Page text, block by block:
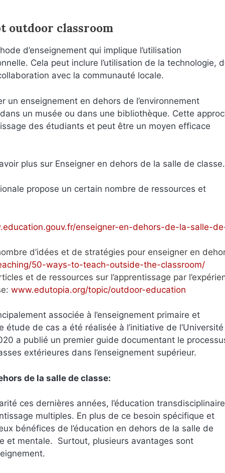
outdoor classroom
d’enseignement qui implique l’utilisation
Cela peut inclure l’utilisation de la technologie,
avec la communauté locale.
un enseignement en dehors de l’environnement
un musée ou dans une bibliothèque. Cette
des étudiants et peut être un moyen efficace
plus sur Enseigner en dehors de la salle de classe.
propose un certain nombre de ressources et
enseigner-en-dehors-de-la-salle-
d’idées et de stratégies pour enseigner en
50-ways-to-teach-outside-the-classroom/
et de ressources sur l’apprentissage par
www.edutopia.org/topic/outdoor-education
associée à l’enseignement primaire et
de cas a été réalisée à l’initiative de
a publié un premier guide documentant le
extérieures dans l’enseignement supérieur.
de la salle de classe:
ces dernières années, l’éducation
multiples. En plus de ce besoin spécifique et
bénéfices de l’éducation en dehors de la salle de
et mentale. Surtout, plusieurs avantages sont